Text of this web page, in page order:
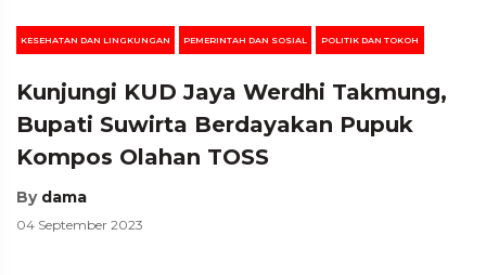
KESEHATAN DAN LINGKUNGAN PEMERINTAH DAN SOSIAL POLITIK DAN TOKOH
Kunjungi KUD Jaya Werdhi Takmung,
Bupati Suwirta Berdayakan Pupuk
Kompos Olahan TOSS
By dama
04 September 2023